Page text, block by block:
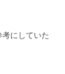
にしていた